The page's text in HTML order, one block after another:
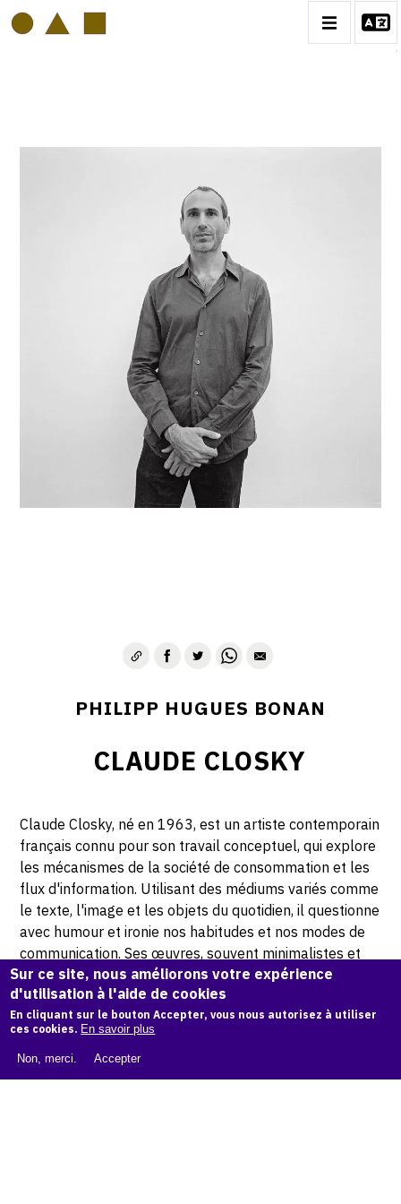
BIOGRAPHIE
CATALOGUE DES OEUVRES
VOL. 1: PORTRAITS D'ARTISTES
VOL. 2: COLLAGES
VOL. 3 : ATELIERS D'ARTISTES
CONTACT
PHILIPP HUGUES BONAN
CLAUDE CLOSKY
Claude Closky, né en 1963, est un artiste contemporain
français connu pour son travail conceptuel, qui explore
les mécanismes de la société de consommation et les
flux d'information. Utilisant des médiums variés comme
le texte, l'image et les objets du quotidien, il questionne
avec humour et ironie nos habitudes et nos modes de
communication. Ses œuvres, souvent minimalistes et
répétitives, invitent à réfléchir sur le sens et l'absurdité
des données qui nous entourent.
Demande d'information
Sur ce site, nous améliorons votre expérience
d'utilisation à l'aide de cookies
En cliquant sur le bouton Accepter, vous nous autorisez à utiliser
ces cookies. En savoir plus
Non, merci. Accepter